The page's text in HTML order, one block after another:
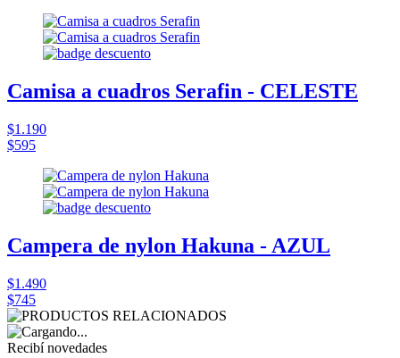
Camisa a cuadros Serafin - CELESTE
$1.190
$595
Campera de nylon Hakuna - AZUL
$1.490
$745
Recibí novedades